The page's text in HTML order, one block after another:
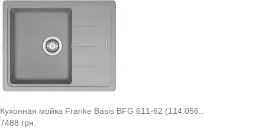
Кухонная мойка Franke Basis BFG 611-62 (114.056..
7488 грн.